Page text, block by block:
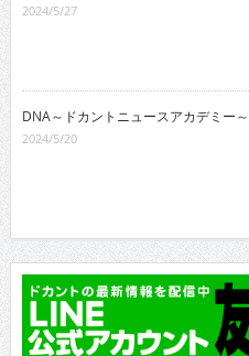
2024/5/27
DNA～ドカントニュースアカデミー
2024/5/20